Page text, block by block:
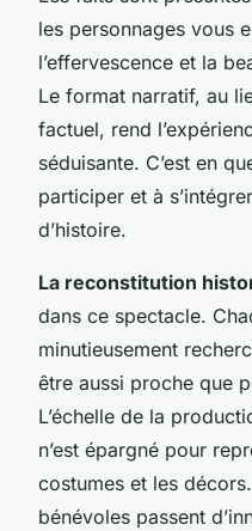
les personnages vous
l’effervescence et la
Le format narratif, au
factuel, rend
séduisante. C’est en
participer et à
d’histoire.
La reconstitution
dans ce spectacle.
minutieusement
être aussi proche que
L’échelle de la
n’est épargné pour
costumes et les
bénévoles passent